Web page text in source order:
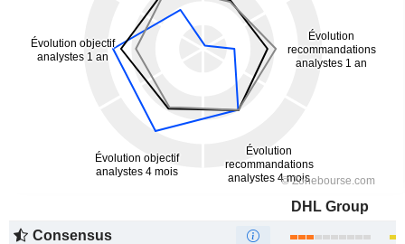
DHL Group
Consensus